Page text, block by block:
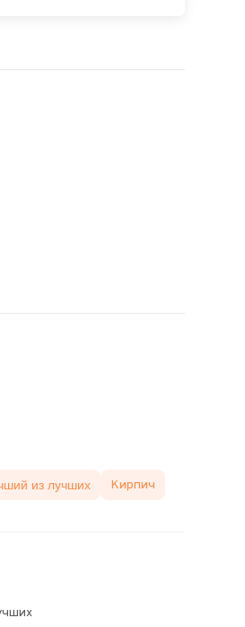
из лучших Кирпич